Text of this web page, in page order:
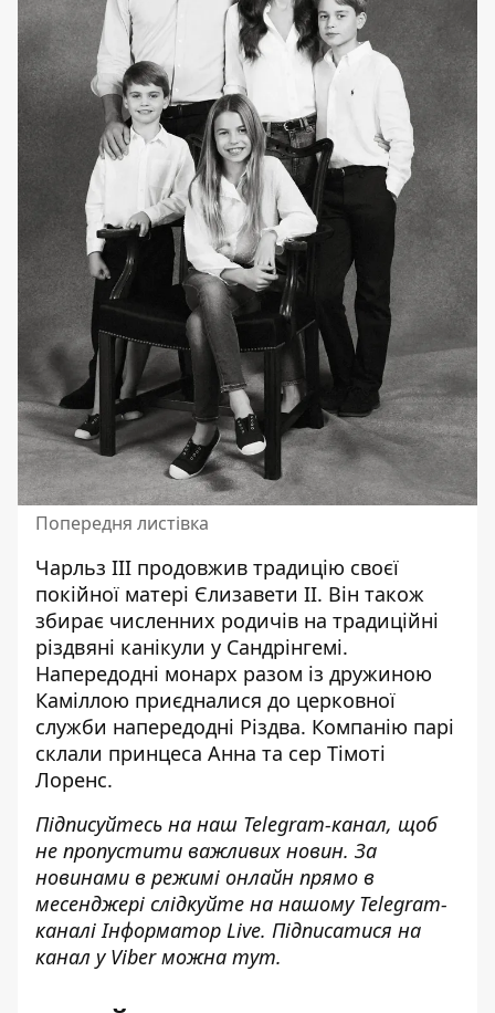
Попередня листівка
Чарльз III продовжив традицію своєї
покійної матері Єлизавети II. Він також
збирає численних родичів на традиційні
різдвяні канікули у Сандрінгемі.
Напередодні монарх разом із дружиною
Каміллою приєдналися до церковної
служби напередодні Різдва. Компанію парі
склали принцеса Анна та сер Тімоті
Лоренс.
Підписуйтесь на наш Telegram-канал, щоб
не пропустити важливих новин. За
новинами в режимі онлайн прямо в
месенджері слідкуйте на нашому Telegram-
каналі Інформатор Live. Підписатися на
канал у Viber можна тут.